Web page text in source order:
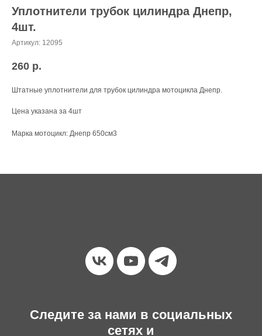
Уплотнители трубок цилиндра Днепр,
4шт.
Артикул: 12095
260 р.
Штатные уплотнители для трубок цилиндра мотоцикла Днепр.
Цена указана за 4шт
Марка мотоцикл: Днепр 650см3
Следите за нами в социальных
сетях и